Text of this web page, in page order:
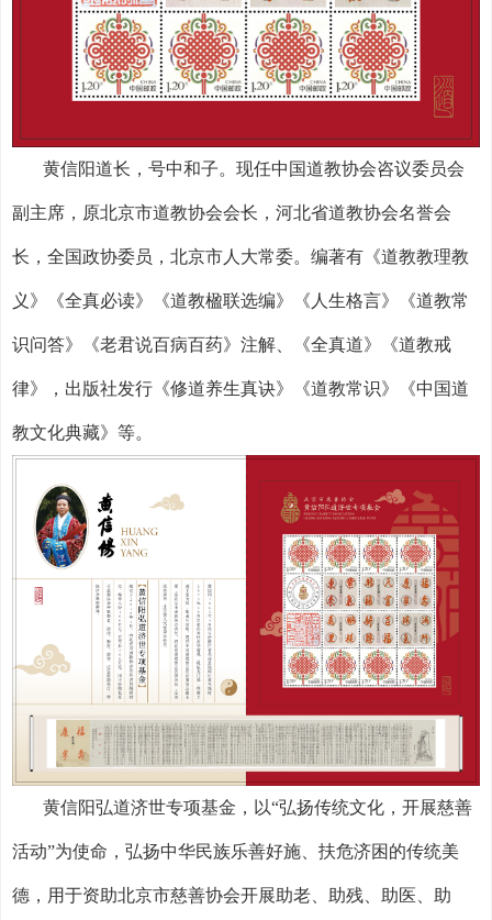
黄信阳道长，号中和子。现任中国道教协会咨议委员会
副主席，原北京市道教协会会长，河北省道教协会名誉会
长，全国政协委员，北京市人大常委。编著有《道教教理教
义》《全真必读》《道教楹联选编》《人生格言》《道教常
识问答》《老君说百病百药》注解、《全真道》《道教戒
律》，出版社发行《修道养生真诀》《道教常识》《中国道
教文化典藏》等。
黄信阳弘道济世专项基金，以“弘扬传统文化，开展慈善
活动”为使命，弘扬中华民族乐善好施、扶危济困的传统美
德，用于资助北京市慈善协会开展助老、助残、助医、助